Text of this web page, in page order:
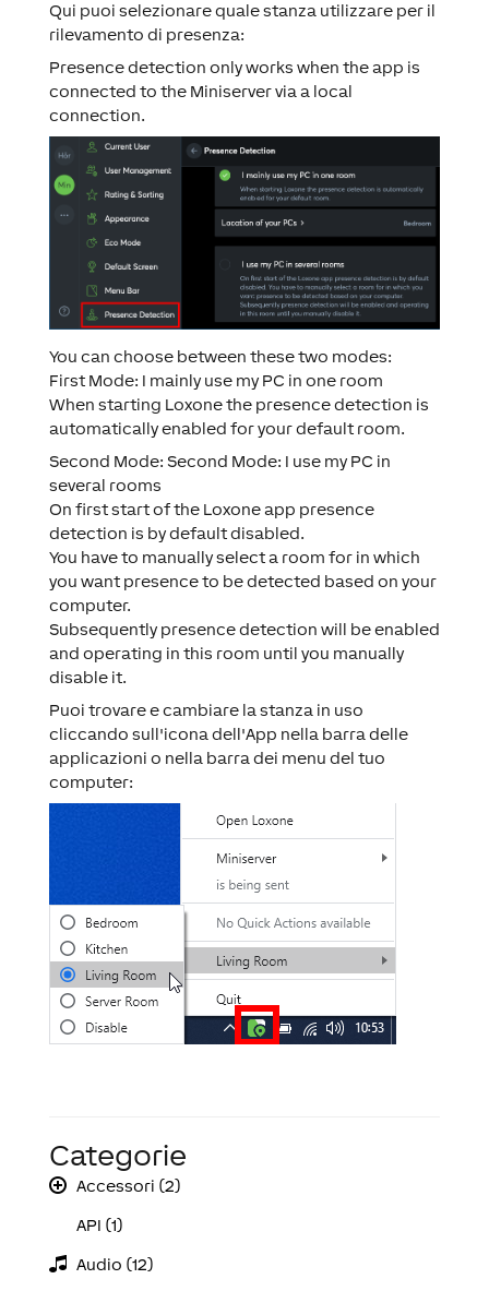
Qui puoi selezionare quale stanza utilizzare per il
rilevamento di presenza:
Presence detection only works when the app is
connected to the Miniserver via a local
connection.
You can choose between these two modes:
First Mode: I mainly use my PC in one room
When starting Loxone the presence detection is
automatically enabled for your default room.
Second Mode: Second Mode: I use my PC in
several rooms
On first start of the Loxone app presence
detection is by default disabled.
You have to manually select a room for in which
you want presence to be detected based on your
computer.
Subsequently presence detection will be enabled
and operating in this room until you manually
disable it.
Puoi trovare e cambiare la stanza in uso
cliccando sull'icona dell'App nella barra delle
applicazioni o nella barra dei menu del tuo
computer:
Categorie
Accessori (2)
API (1)
Audio (12)